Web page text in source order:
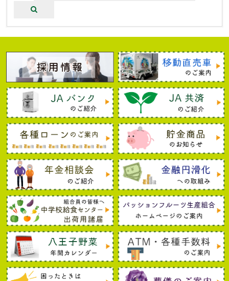
、
行います（組合ではできません。）。また、本契約期
間中に新たに個人信用情報機関に加盟し登録・利用す
る場合は、別途書面により通知し、同意を得るものと
します。
①全国銀行個人信用情報センター
〒100-8216東京都千代田区丸の内1-3-1電話03-
3214-5020
主に金融機関とその関係会社を会員とする個人信用情
報機関https://www.zenginkyo.or.jp/pcic/
②株式会社シー･アイ･シー（略称ＣＩＣ）（割賦販売
法および貸金業法に基づく指定信用情報機関）
〒160-8375東京都新宿区西新宿1-23-7新宿ファース
トウエスト
15階 電話0120-810-414
主に割賦販売等のクレジット事業を営む企業を会員と
する個人信用情報機関https://www.cic.co.jp/
③株式会社日本信用情報機構（略称ＪＩＣＣ）（貸金
業法に基づく指定信用情報機関）